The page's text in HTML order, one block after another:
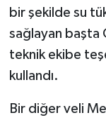
bir şekilde su
sağlayan başta
teknik ekibe
kullandı.
Bir diğer veli